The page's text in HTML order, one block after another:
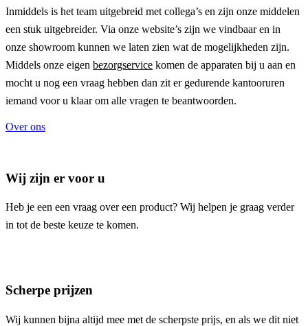
Inmiddels is het team uitgebreid met collega’s en zijn onze middelen
een stuk uitgebreider. Via onze website’s zijn we vindbaar en in
onze showroom kunnen we laten zien wat de mogelijkheden zijn.
Middels onze eigen bezorgservice komen de apparaten bij u aan en
mocht u nog een vraag hebben dan zit er gedurende kantooruren
iemand voor u klaar om alle vragen te beantwoorden.
Over ons
Wij zijn er voor u
Heb je een een vraag over een product? Wij helpen je graag verder
in tot de beste keuze te komen.
Scherpe prijzen
Wij kunnen bijna altijd mee met de scherpste prijs, en als we dit niet